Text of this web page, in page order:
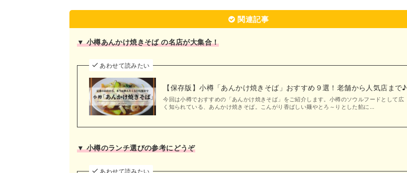
関連記事
▼ 小樽あんかけ焼きそば の名店が大集合！
あわせて読みたい
【保存版】小樽「あんかけ焼きそば」おすすめ９選！老舗から人気店まで♪
今回は小樽でおすすめの「あんかけ焼きそば」をご紹介します。小樽のソウルフードとして広
く知られている、あんかけ焼きそば。こんがり香ばしい麺やとろ～りとした餡に...
▼ 小樽のランチ選びの参考にどうぞ
あわせて読みたい